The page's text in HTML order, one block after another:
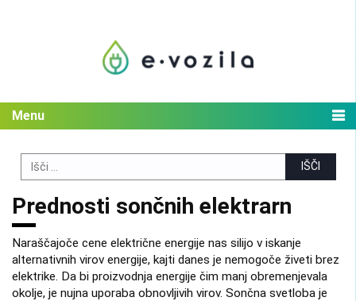
Menu
Search
for:
Prednosti sončnih elektrarn
Naraščajoče cene električne energije nas silijo v iskanje
alternativnih virov energije, kajti danes je nemogoče živeti brez
elektrike. Da bi proizvodnja energije čim manj obremenjevala
okolje, je nujna uporaba obnovljivih virov. Sončna svetloba je